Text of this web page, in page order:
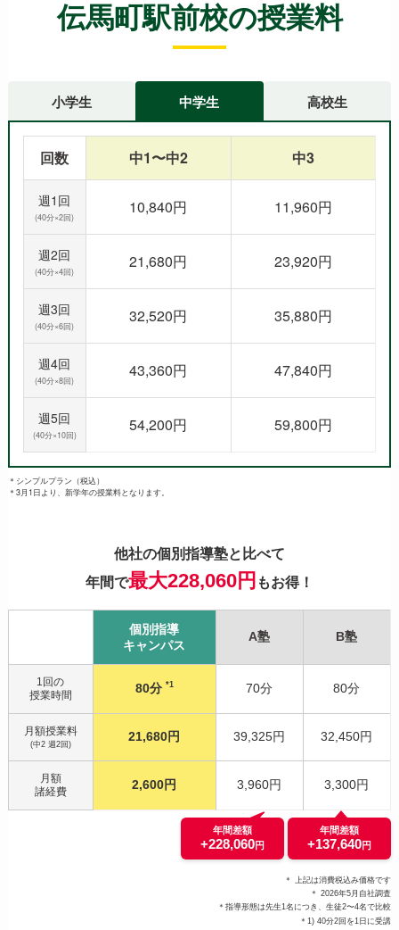
伝馬町駅前校の授業料
小学生 中学生 高校生
回数 中1〜中2 中3
週1回
(40分×2回)
10,840円 11,960円
週2回
(40分×4回)
21,680円 23,920円
週3回
(40分×6回)
32,520円 35,880円
週4回
(40分×8回)
43,360円 47,840円
週5回
(40分×10回)
54,200円 59,800円
＊シンプルプラン（税込）
＊3月1日より、新学年の授業料となります。
他社の個別指導塾と比べて
年間で最大228,060円 もお得！
個別指導
キャンパス
A塾 B塾
1回の
授業時間
80分 *1 70分 80分
月額授業料
(中2 週2回)
21,680円 39,325円 32,450円
月額
諸経費
2,600円 3,960円 3,300円
年間差額
+228,060円
年間差額
+137,640円
＊ 上記は消費税込み価格です
＊ 2026年5月自社調査
＊指導形態は先生1名につき、生徒2〜4名で比較
＊1) 40分2回を1日に受講